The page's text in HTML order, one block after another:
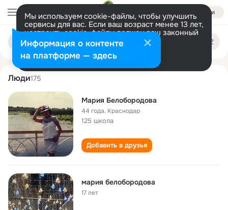
Войти
Мы используем cookie-файлы, чтобы улучшить
сервисы для вас. Если ваш возраст менее 13 лет,
настроить cookie-файлы должен ваш законный
представитель. Больше информации
Разрешить все Настроить
Поиск
людям
mariya beloborodova
Люди175
Мария Белобородова
44 года, Краснодар
125 школа
Добавить в друзья
мария белобородова
17 лет
Информация о контенте
на платформе — здесь